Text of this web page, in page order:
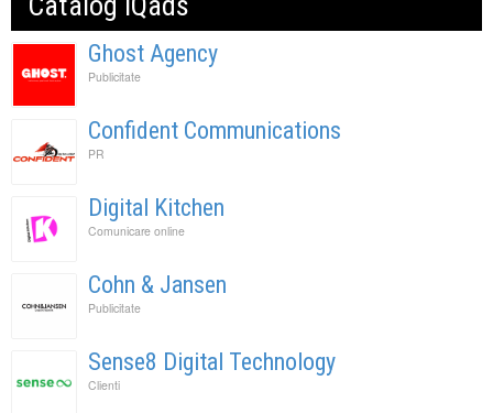
Ghost Agency
Publicitate
Confident Communications
PR
Digital Kitchen
Comunicare online
Cohn & Jansen
Publicitate
Sense8 Digital Technology
Clienti